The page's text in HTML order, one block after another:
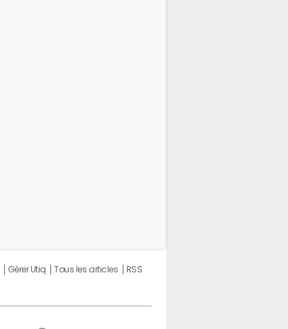
Gérer Utiq Tous les articles
RSS